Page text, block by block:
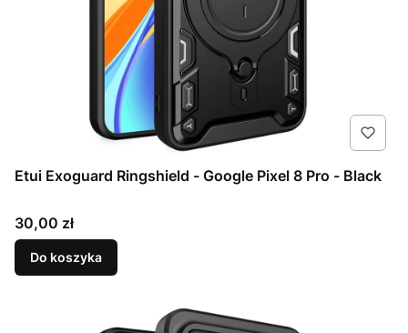
Etui Exoguard Ringshield - Google Pixel 8 Pro - Black
Cena
30,00 zł
Do koszyka